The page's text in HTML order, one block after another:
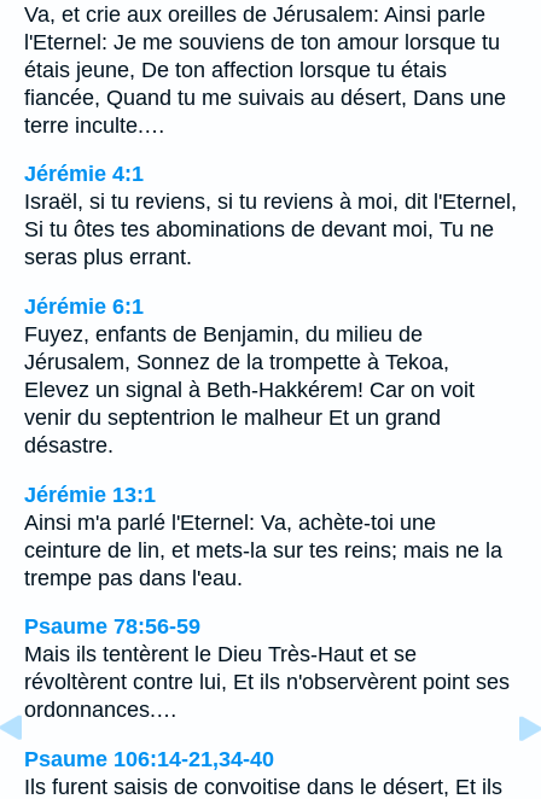
Va, et crie aux oreilles de Jérusalem: Ainsi parle
l'Eternel: Je me souviens de ton amour lorsque tu
étais jeune, De ton affection lorsque tu étais
fiancée, Quand tu me suivais au désert, Dans une
terre inculte.…
Jérémie 4:1
Israël, si tu reviens, si tu reviens à moi, dit l'Eternel,
Si tu ôtes tes abominations de devant moi, Tu ne
seras plus errant.
Jérémie 6:1
Fuyez, enfants de Benjamin, du milieu de
Jérusalem, Sonnez de la trompette à Tekoa,
Elevez un signal à Beth-Hakkérem! Car on voit
venir du septentrion le malheur Et un grand
désastre.
Jérémie 13:1
Ainsi m'a parlé l'Eternel: Va, achète-toi une
ceinture de lin, et mets-la sur tes reins; mais ne la
trempe pas dans l'eau.
Psaume 78:56-59
Mais ils tentèrent le Dieu Très-Haut et se
révoltèrent contre lui, Et ils n'observèrent point ses
ordonnances.…
Psaume 106:14-21,34-40
Ils furent saisis de convoitise dans le désert, Et ils